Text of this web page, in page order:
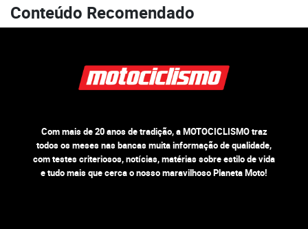
Conteúdo Recomendado
Com mais de 20 anos de tradição, a MOTOCICLISMO traz
todos os meses nas bancas muita informação de qualidade,
com testes criteriosos, notícias, matérias sobre estilo de vida
e tudo mais que cerca o nosso maravilhoso Planeta Moto!